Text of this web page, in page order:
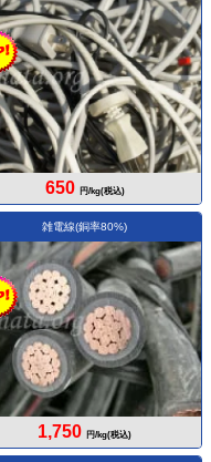
650 円/kg(税込)
雑電線(銅率80%)
1,750 円/kg(税込)